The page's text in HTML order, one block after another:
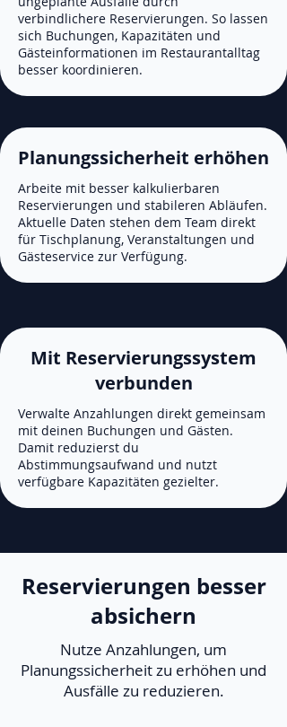
verbindlichere Reservierungen. So lassen
sich Buchungen, Kapazitäten und
Gästeinformationen im Restaurantalltag
besser koordinieren.
Planungssicherheit erhöhen
Arbeite mit besser kalkulierbaren
Reservierungen und stabileren Abläufen.
Aktuelle Daten stehen dem Team direkt
für Tischplanung, Veranstaltungen und
Gästeservice zur Verfügung.
Mit Reservierungssystem
verbunden
Verwalte Anzahlungen direkt gemeinsam
mit deinen Buchungen und Gästen.
Damit reduzierst du
Abstimmungsaufwand und nutzt
verfügbare Kapazitäten gezielter.
Reservierungen besser
absichern
Nutze Anzahlungen, um
Planungssicherheit zu erhöhen und
Ausfälle zu reduzieren.